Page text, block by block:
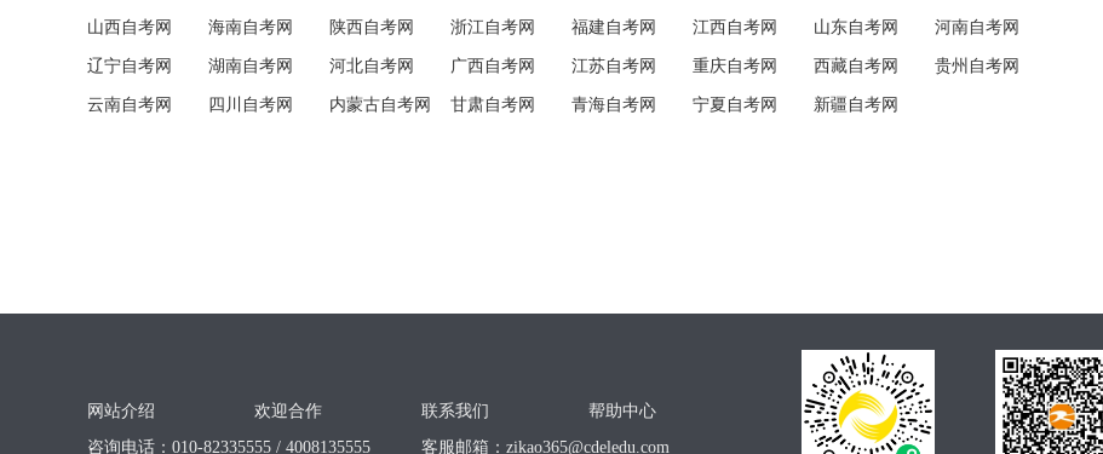
山西自考网 海南自考网 陕西自考网 浙江自考网 福建自考网 江西自考网 山东自考网 河南自考网
辽宁自考网 湖南自考网 河北自考网 广西自考网 江苏自考网 重庆自考网 西藏自考网 贵州自考网
云南自考网 四川自考网 内蒙古自考网 甘肃自考网 青海自考网 宁夏自考网 新疆自考网
网站介绍 欢迎合作 联系我们
帮助中心
咨询电话：010-82335555 / 4008135555
客服邮箱： zikao365@cdeledu.com